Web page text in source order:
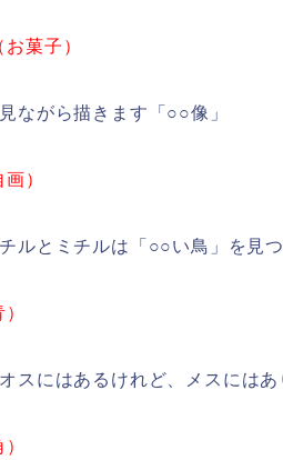
菓子）
ながら描きます「○○像」
）
ルとミチルは「○○い鳥」を見
スにはあるけれど、メスには